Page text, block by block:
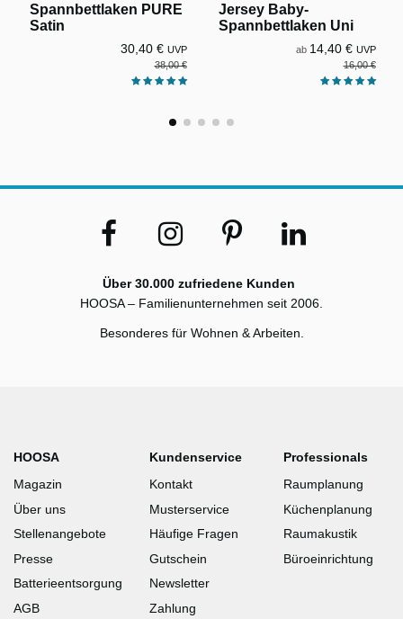
Spannbettlaken PURE
Satin
30,40 € UVP
38,00 €
Jersey Baby-
Spannbettlaken Uni
ab 14,40 € UVP
16,00 €
Über 30.000 zufriedene Kunden
HOOSA – Familienunternehmen seit 2006.
Besonderes für Wohnen & Arbeiten.
HOOSA
Magazin
Über uns
Stellenangebote
Presse
Batterieentsorgung
AGB
Kundenservice
Kontakt
Musterservice
Häufige Fragen
Gutschein
Newsletter
Zahlung
Professionals
Raumplanung
Küchenplanung
Raumakustik
Büroeinrichtung